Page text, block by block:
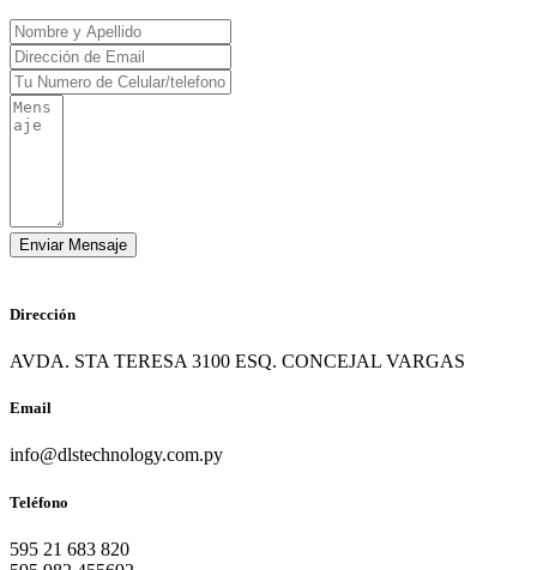
Dirección
AVDA. STA TERESA 3100 ESQ. CONCEJAL VARGAS
Email
info@dlstechnology.com.py
Teléfono
595 21 683 820